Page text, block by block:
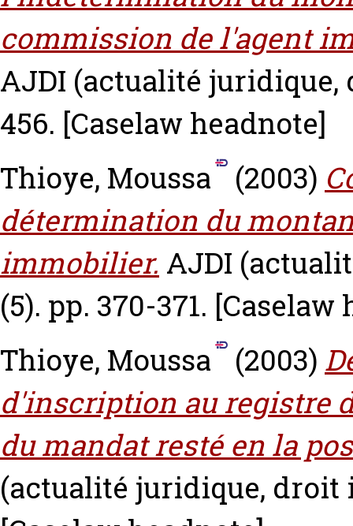
commission de l'agent
AJDI (actualité juridique,
456. [Caselaw headnote]
Thioye, Moussa
(2003)
détermination du
immobilier. AJDI
(5). pp. 370-371. [Caselaw
Thioye, Moussa
(2003)
d'inscription au registre
du mandat resté en la
(actualité juridique, droit